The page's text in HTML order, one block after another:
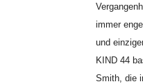
immer
und
KIND 44
Smith, die